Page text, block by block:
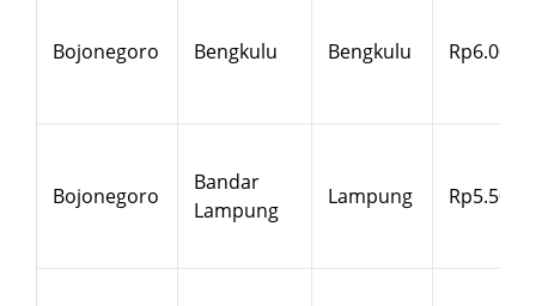
Bojonegoro Bengkulu Bengkulu Rp6.000
Bojonegoro
Bandar
Lampung
Lampung Rp5.500